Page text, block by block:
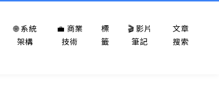
🌐 系統
架構
💼 商業
技術
標
籤
🎬 影片
筆記
文章
搜索